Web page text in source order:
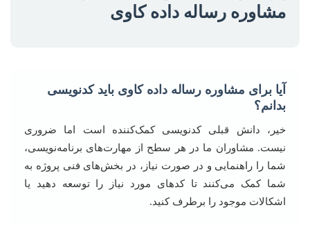
مشاوره رساله داده کاوی
آیا برای مشاوره رساله داده کاوی باید کدنویسی
بدانم؟
خیر، دانش قبلی کدنویسی کمک‌کننده است اما ضروری
نیست. مشاوران ما در هر سطح از مهارت‌های برنامه‌نویسی،
شما را راهنمایی و در صورت نیاز، در بخش‌های فنی پروژه به
شما کمک می‌کنند تا کدهای مورد نیاز را توسعه دهید یا
اشکالات موجود را برطرف کنید.